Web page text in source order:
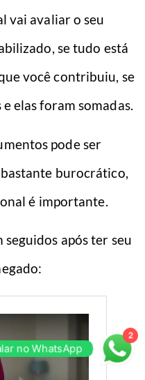
vai avaliar o seu
se tudo está
você contribuiu, se
elas foram somadas.
pode ser
burocrático,
é importante.
seguidos após ter seu
2
no WhatsApp